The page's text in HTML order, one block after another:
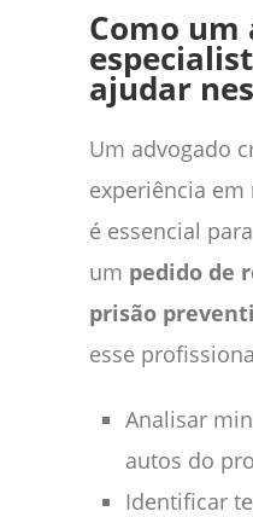
Como um
ajudar
Um advogado
experiência
é essencial
um pedido de
prisão
esse
Analisar
autos do
Identificar